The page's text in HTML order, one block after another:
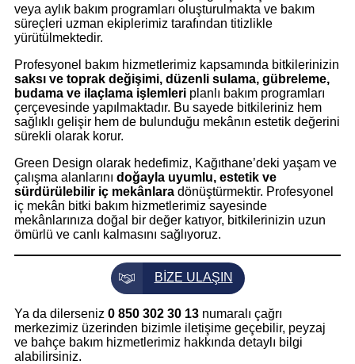
veya aylık bakım programları oluşturulmakta ve bakım
süreçleri uzman ekiplerimiz tarafından titizlikle
yürütülmektedir.
Profesyonel bakım hizmetlerimiz kapsamında bitkilerinizin
saksı ve toprak değişimi, düzenli sulama, gübreleme,
budama ve ilaçlama işlemleri planlı bakım programları
çerçevesinde yapılmaktadır. Bu sayede bitkileriniz hem
sağlıklı gelişir hem de bulunduğu mekânın estetik değerini
sürekli olarak korur.
Green Design olarak hedefimiz, Kağıthane’deki yaşam ve
çalışma alanlarını doğayla uyumlu, estetik ve
sürdürülebilir iç mekânlara dönüştürmektir. Profesyonel
iç mekân bitki bakım hizmetlerimiz sayesinde
mekânlarınıza doğal bir değer katıyor, bitkilerinizin uzun
ömürlü ve canlı kalmasını sağlıyoruz.
BİZE ULAŞIN
Ya da dilerseniz 0 850 302 30 13 numaralı çağrı
merkezimiz üzerinden bizimle iletişime geçebilir, peyzaj
ve bahçe bakım hizmetlerimiz hakkında detaylı bilgi
alabilirsiniz.